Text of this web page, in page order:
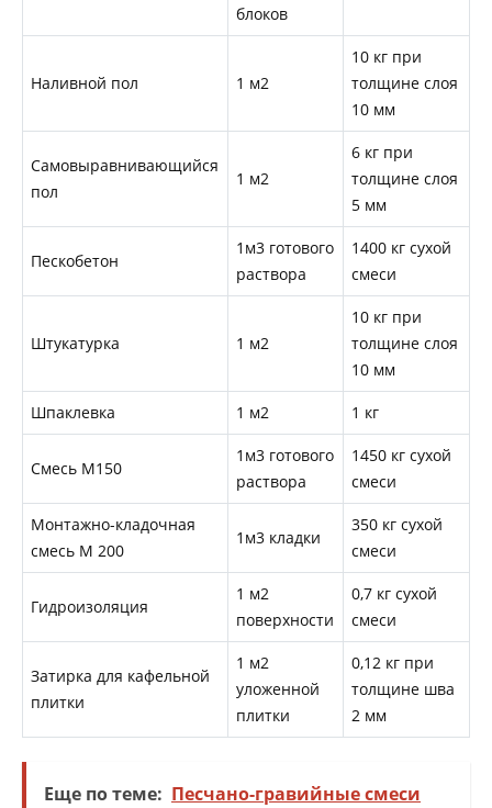
блоков
Наливной пол 1 м2
10 кг при
толщине слоя
10 мм
Самовыравнивающийся
пол
1 м2
6 кг при
толщине слоя
5 мм
Пескобетон
1м3 готового
раствора
1400 кг сухой
смеси
Штукатурка 1 м2
10 кг при
толщине слоя
10 мм
Шпаклевка 1 м2 1 кг
Смесь М150
1м3 готового
раствора
1450 кг сухой
смеси
Монтажно-кладочная
смесь М 200
1м3 кладки
350 кг сухой
смеси
Гидроизоляция
1 м2
поверхности
0,7 кг сухой
смеси
Затирка для кафельной
плитки
1 м2
уложенной
плитки
0,12 кг при
толщине шва
2 мм
Еще по теме: Песчано-гравийные смеси